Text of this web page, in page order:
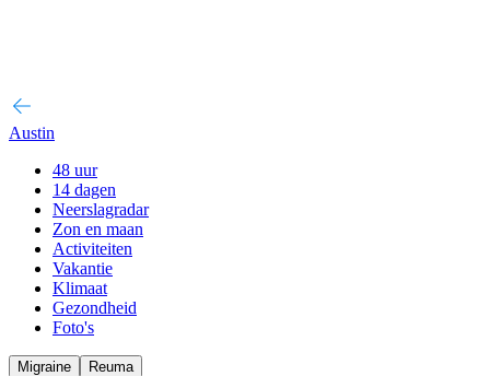
Austin
48 uur
14 dagen
Neerslagradar
Zon en maan
Activiteiten
Vakantie
Klimaat
Gezondheid
Foto's
Migraine Reuma